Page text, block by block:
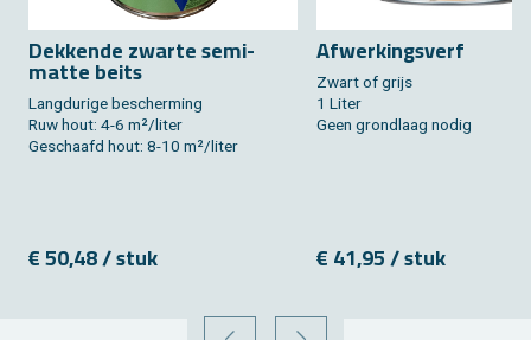
Dek­ken­de zwar­te semi-
matte beits
Lang­du­ri­ge be­scher­ming
Ruw hout: 4-6 m²/liter
Ge­schaafd hout: 8-10 m²/liter
€ 50,48 / stuk
Af­wer­kings­verf
Zwart of grijs
1 Liter
Geen grond­laag nodig
€ 41,95 / stuk